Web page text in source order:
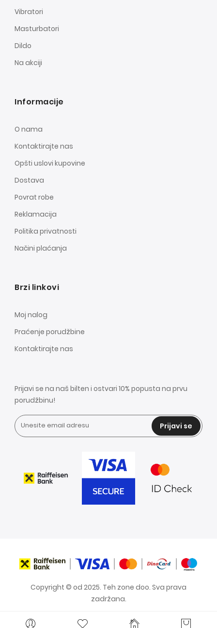
Vibratori
Masturbatori
Dildo
Na akciji
Informacije
O nama
Kontaktirajte nas
Opšti uslovi kupovine
Dostava
Povrat robe
Reklamacija
Politika privatnosti
Načini plaćanja
Brzi linkovi
Moj nalog
Praćenje porudžbine
Kontaktirajte nas
Prijavi se na naš bilten i ostvari 10% popusta na prvu
porudžbinu!
Prijavi se
Copyright © od 2025. Teh zone doo. Sva prava
zadržana.